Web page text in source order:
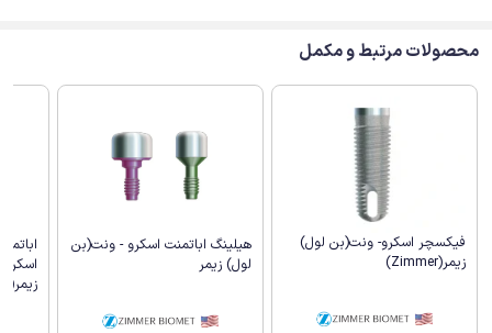
محصولات مرتبط و مکمل
فیکسچر اسکرو- ونت(بن لول)
زیمر(Zimmer)
هیلینگ اباتمنت اسکرو - ونت(بن
لول) زیمر
زیمر(Zimmer)